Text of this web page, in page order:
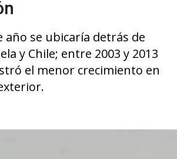
año se ubicaría detrás de
y Chile; entre 2003 y 2013
el menor crecimiento en